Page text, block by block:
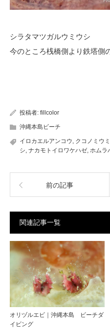
シラタマツガルウミウシ
今のところ桟橋側より鉄塔側
投稿者: fillcolor
沖縄本島ビーチ
イロカエルアンコウ, クコノミウ
シ, ナカモトイロワケハゼ, ホムラ
前の記事
関連記事一覧
オリヅルエビ｜沖縄本島 ビーチダ
イビング